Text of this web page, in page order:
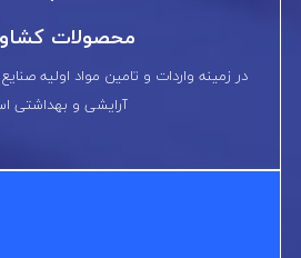
محصولات
در زمینه واردات و تامین مواد اولیه
آرایشی و بهداشتی